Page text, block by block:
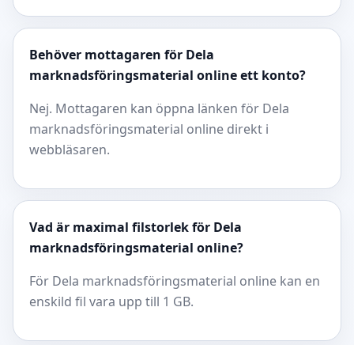
Behöver mottagaren för Dela
marknadsföringsmaterial online ett konto?
Nej. Mottagaren kan öppna länken för Dela
marknadsföringsmaterial online direkt i
webbläsaren.
Vad är maximal filstorlek för Dela
marknadsföringsmaterial online?
För Dela marknadsföringsmaterial online kan en
enskild fil vara upp till 1 GB.